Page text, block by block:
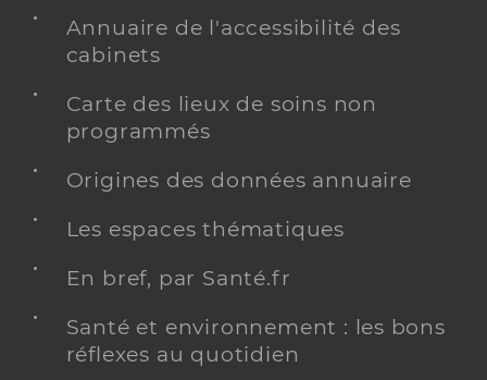
Annuaire de l'accessibilité des
cabinets
Carte des lieux de soins non
programmés
Origines des données annuaire
Les espaces thématiques
En bref, par Santé.fr
Santé et environnement : les bons
réflexes au quotidien